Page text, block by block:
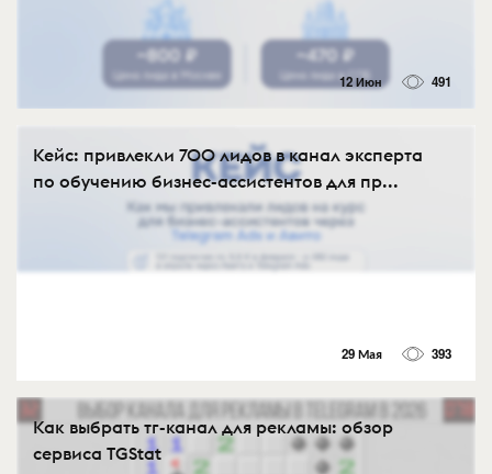
12 Июн 491
Кейс: привлекли 700 лидов в канал эксперта
по обучению бизнес-ассистентов для пр...
29 Мая 393
Как выбрать тг-канал для рекламы: обзор
сервиса TGStat